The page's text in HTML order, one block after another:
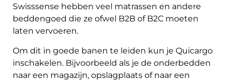
Inloggen
Swisssense hebben veel matrassen en andere
beddengoed die ze ofwel B2B of B2C moeten
laten vervoeren.
Om dit in goede banen te leiden kun je Quicargo
inschakelen. Bijvoorbeeld als je de onderbedden
naar een magazijn, opslagplaats of naar een